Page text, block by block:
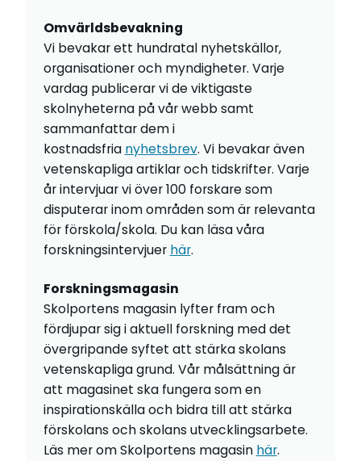
Omvärldsbevakning
Vi bevakar ett hundratal nyhetskällor,
organisationer och myndigheter. Varje
vardag publicerar vi de viktigaste
skolnyheterna på vår webb samt
sammanfattar dem i
kostnadsfria nyhetsbrev. Vi bevakar även
vetenskapliga artiklar och tidskrifter. Varje
år intervjuar vi över 100 forskare som
disputerar inom områden som är relevanta
för förskola/skola. Du kan läsa våra
forskningsintervjuer här.
Forskningsmagasin
Skolportens magasin lyfter fram och
fördjupar sig i aktuell forskning med det
övergripande syftet att stärka skolans
vetenskapliga grund. Vår målsättning är
att magasinet ska fungera som en
inspirationskälla och bidra till att stärka
förskolans och skolans utvecklingsarbete.
Läs mer om Skolportens magasin här.